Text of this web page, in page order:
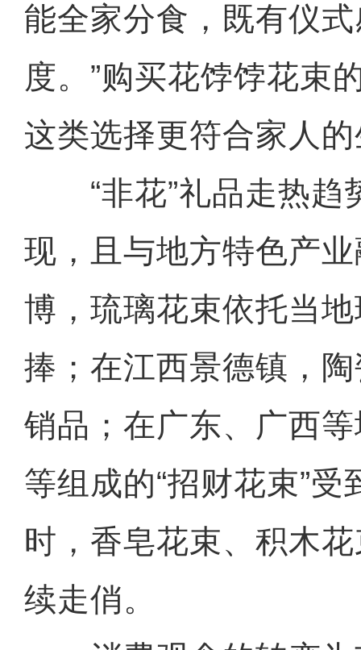
能全家分食，既有仪
度。”购买花饽饽花束
这类选择更符合家人
“非花”礼品走热趋
现，且与地方特色产
博，琉璃花束依托当
捧；在江西景德镇，
销品；在广东、广西
等组成的“招财花束”
时，香皂花束、积木
续走俏。